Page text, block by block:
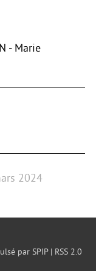
- Marie
2024
par SPIP| RSS 2.0